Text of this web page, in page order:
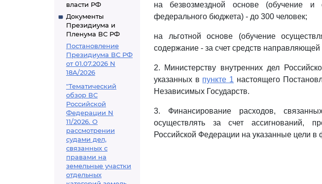
власти РФ
Документы
Президиума и
Пленума ВС РФ
Постановление
Президиума ВС РФ
от 01.07.2026 N
18А/2026
"Тематический
обзор ВС
Российской
Федерации N
11/2026. О
рассмотрении
судами дел,
связанных с
правами на
земельные участки
отдельных
на безвозмездной основе (обучение и
федерального бюджета) - до 300 человек;
на льготной основе (обучение
содержание - за счет средств
2. Министерству внутренних дел
указанных в пункте 1 настоящего
Независимых Государств.
3. Финансирование расходов,
осуществлять за счет ассигнований,
Российской Федерации на указанные цели